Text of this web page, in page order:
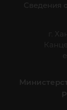
Сведения
г.